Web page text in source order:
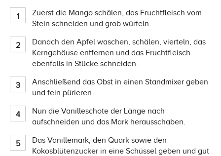
Zuerst die Mango schälen, das Fruchtfleisch vom
Stein schneiden und grob würfeln.
Danach den Apfel waschen, schälen, vierteln, das
Kerngehäuse entfernen und das Fruchtfleisch
ebenfalls in Stücke schneiden.
Anschließend das Obst in einen Standmixer geben
und fein pürieren.
Nun die Vanilleschote der Länge nach
aufschneiden und das Mark herausschaben.
Das Vanillemark, den Quark sowie den
Kokosblütenzucker in eine Schüssel geben und gut